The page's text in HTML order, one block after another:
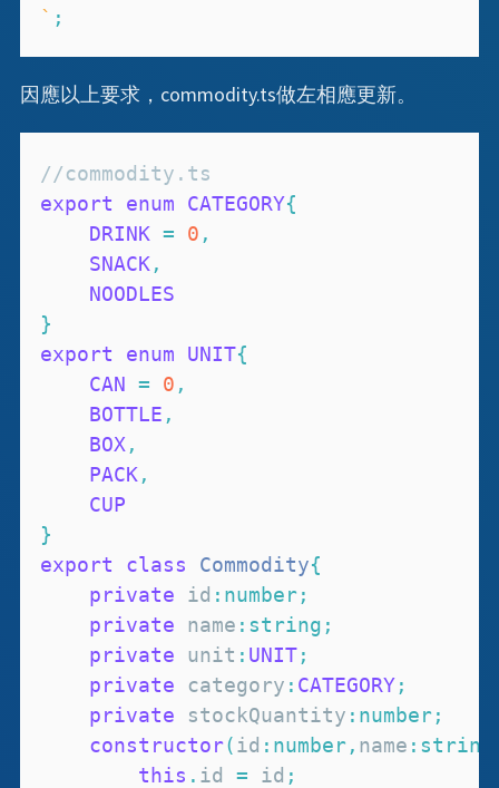
` ;
因應以上要求，commodity.ts做左相應更新。
//commodity.ts
export
enum CATEGORY{
DRINK = 0 ,
SNACK,
NOODLES
}
export
enum UNIT{
CAN = 0 ,
BOTTLE ,
BOX ,
PACK,
CUP
}
export
class Commodity{
private id : number;
private name : string ;
private unit : UNIT;
private category : CATEGORY;
private stockQuantity : number;
constructor(id : number, name : string
this . id = id ;